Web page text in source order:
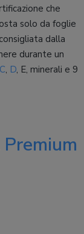
che
solo da foglie
dalla
durante un
C, D, E, minerali e 9